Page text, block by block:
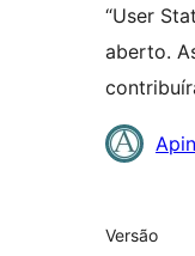
“User
aberto.
Versão